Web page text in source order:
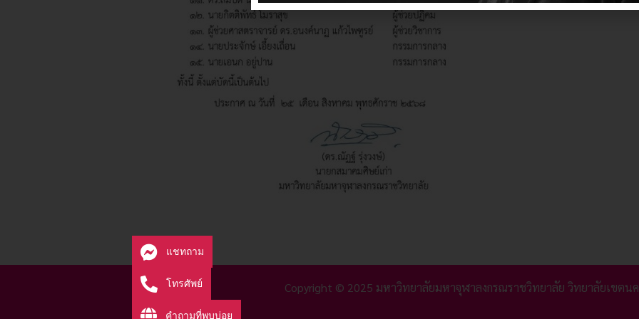
Copyright © 2025 มหาวิทยาลัยมหาจุฬาลงกรณราชวิทยาลัย วิทยาลัยเขตนค
แชทถาม
โทรศัพย์
คำถามที่พบบ่อย